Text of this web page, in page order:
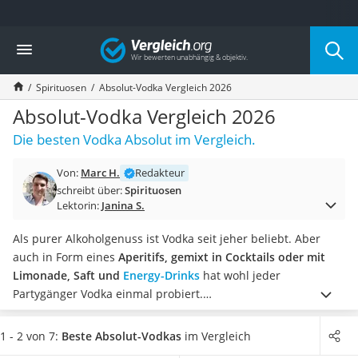
Die beliebtesten Vergleiche nach Kategorie
Lebensmittel
Schwarzkümmelöl
Knäckebrot
Schwarzkümmelöl-Kapseln
Manukahonig
Eiklar
Balsamico-Essig
Schwarzkümmelöl bio
Honig
Gemüsebrühe
Eiskaffee-Pulver
Irischer Whiskey
Grapefruitkernextrakt
Matcha-Set
Vergleich
Spirituosen Absolut-Vodka Vergleich 2026
Absolut-Vodka Vergleich 2026
Die besten Vodka Absolut im Vergleich.
Von: Marc H.
Redakteur
schreibt über:Spirituosen
Lektorin: Janina S.
Als purer Alkoholgenuss ist Vodka seit jeher beliebt. Aber
auch in Form eines Aperitifs, gemixt in Cocktails oder mit
Limonade, Saft und Energy-Drinks hat wohl jeder
Partygänger Vodka einmal probiert.
Suchen Sie nach einer Vodka-Sorte, mit der Sie stilvoll
Highlights auf Ihrer Feier oder Ihrem Event setzen, sollten Sie
1 - 2 von 7: Beste Absolut-Vodkas im Vergleich